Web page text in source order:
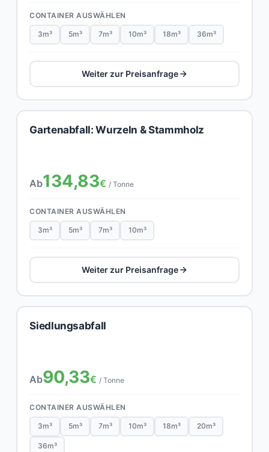
CONTAINER AUSWÄHLEN
3m³ 5m³ 7m³ 10m³ 18m³ 36m³
Weiter zur Preisanfrage
Gartenabfall: Wurzeln & Stammholz
Ab134,83€ / Tonne
CONTAINER AUSWÄHLEN
3m³ 5m³ 7m³ 10m³
Weiter zur Preisanfrage
Siedlungsabfall
Ab90,33€ / Tonne
CONTAINER AUSWÄHLEN
3m³ 5m³ 7m³ 10m³ 18m³ 20m³
36m³